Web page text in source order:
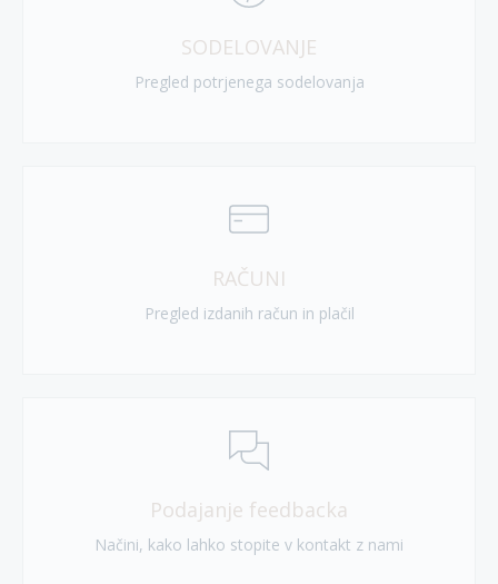
SODELOVANJE
Pregled potrjenega sodelovanja
RAČUNI
Pregled izdanih račun in plačil
Podajanje feedbacka
Načini, kako lahko stopite v kontakt z nami